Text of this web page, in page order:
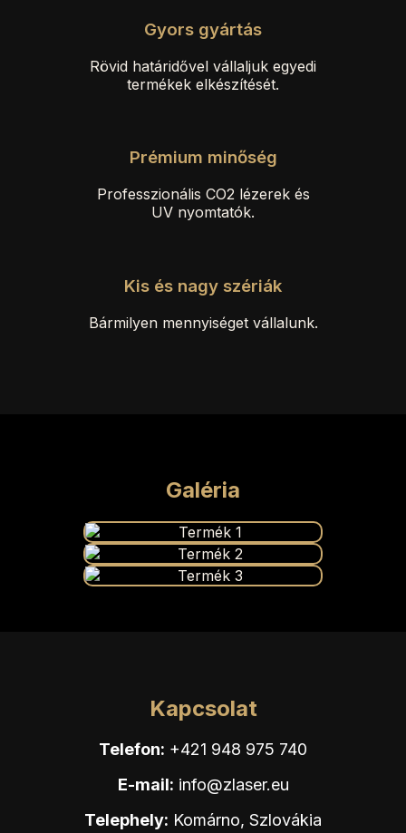
Gyors gyártás
Rövid határidővel vállaljuk egyedi
termékek elkészítését.
Prémium minőség
Professzionális CO2 lézerek és
UV nyomtatók.
Kis és nagy szériák
Bármilyen mennyiséget vállalunk.
Galéria
Kapcsolat
Telefon: +421 948 975 740
E-mail: info@zlaser.eu
Telephely: Komárno, Szlovákia